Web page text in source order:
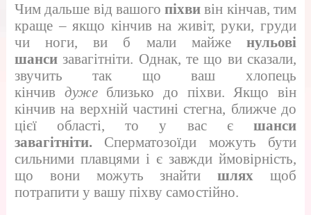
Чим дальше від вашогопіхви він кінчав, тим
краще – якщо кінчив на живіт, руки, груди
чи ноги, ви б мали майже нульові
шансизавагітніти. Однак, те що ви сказали,
звучить так що ваш хлопець
кінчив дужеблизько до піхви. Якщо він
кінчив на верхній частині стегна, ближче до
цієї області, то у вас є шанси
завагітніти.Сперматозоїди можуть бути
сильними плавцями і є завжди ймовірність,
що вони можуть знайтишлях щоб
потрапити у вашу піхву самостійно.